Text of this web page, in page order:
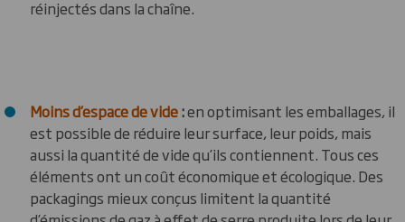
réinjectés dans la chaîne.
Moins d’espace de vide:en optimisant les emballages, il
est possible de réduire leur surface, leur poids, mais
aussi la quantité de vide qu’ils contiennent. Tous ces
éléments ont un coût économique et écologique. Des
packagings mieux conçus limitent la quantité